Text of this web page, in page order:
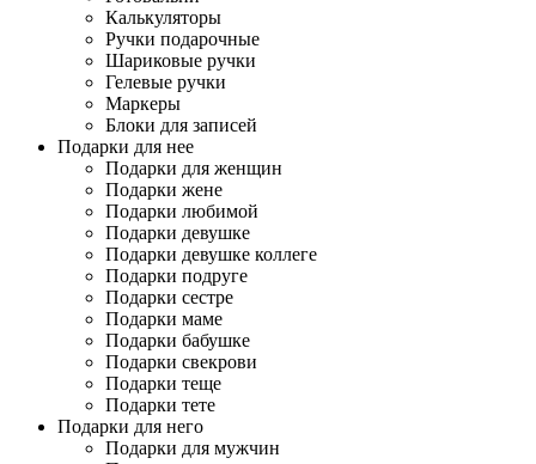
Калькуляторы
Ручки подарочные
Шариковые ручки
Гелевые ручки
Маркеры
Блоки для записей
Подарки для нее
Подарки для женщин
Подарки жене
Подарки любимой
Подарки девушке
Подарки девушке коллеге
Подарки подруге
Подарки сестре
Подарки маме
Подарки бабушке
Подарки свекрови
Подарки теще
Подарки тете
Подарки для него
Подарки для мужчин